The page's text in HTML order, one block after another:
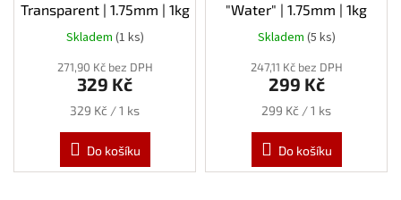
Transparent | 1.75mm | 1kg
Skladem (1 ks)
271,90 Kč bez DPH
329 Kč
Měrná
329 Kč / 1 ks
Do košíku
"Water" | 1.75mm | 1kg
Skladem (5 ks)
247,11 Kč bez DPH
299 Kč
Měrná
299 Kč / 1 ks
Do košíku